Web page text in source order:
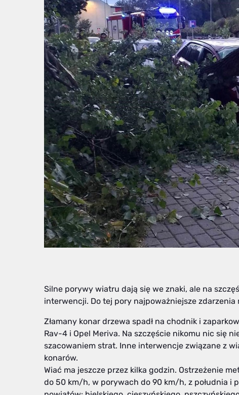
Silne porywy wiatru dają się we znaki, ale na
interwencji. Do tej pory najpoważniejsze zdarzenia
Złamany konar drzewa spadł na chodnik i
Rav-4 i Opel Meriva. Na szczęście nikomu nic się
szacowaniem strat. Inne interwencje związane z
konarów.
Wiać ma jeszcze przez kilka godzin. Ostrzeżenie
do 50 km/h, w porywach do 90 km/h, z południa i